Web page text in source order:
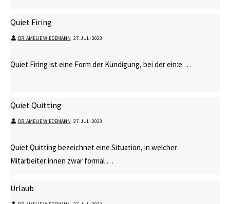
Quiet Firing
DR. AMELIE WIEDEMANN⋅ 27. JULI 2023
Quiet Firing ist eine Form der Kündigung, bei der ein:e …
Quiet Quitting
DR. AMELIE WIEDEMANN⋅ 27. JULI 2023
Quiet Quitting bezeichnet eine Situation, in welcher
Mitarbeiter:innen zwar formal …
Urlaub